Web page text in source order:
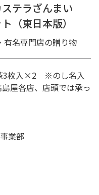
テラざんまい
（東日本版）
名専門店の贈り物
3枚入×2 ※のし名入
屋各店、店頭では承っ
業部